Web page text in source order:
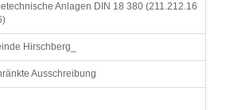
Anlagen DIN 18 380 (211.212.16
Hirschberg_
Ausschreibung